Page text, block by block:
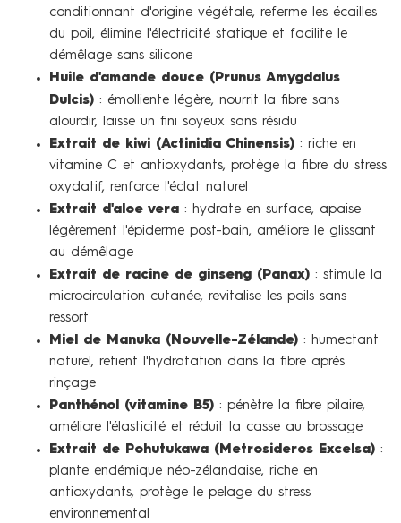
conditionnant d'origine végétale, referme les écailles
du poil, élimine l'électricité statique et facilite le
démêlage sans silicone
Huile d'amande douce (Prunus Amygdalus
Dulcis) : émolliente légère, nourrit la fibre sans
alourdir, laisse un fini soyeux sans résidu
Extrait de kiwi (Actinidia Chinensis) : riche en
vitamine C et antioxydants, protège la fibre du stress
oxydatif, renforce l'éclat naturel
Extrait d'aloe vera : hydrate en surface, apaise
légèrement l'épiderme post-bain, améliore le glissant
au démêlage
Extrait de racine de ginseng (Panax) : stimule la
microcirculation cutanée, revitalise les poils sans
ressort
Miel de Manuka (Nouvelle-Zélande) : humectant
naturel, retient l'hydratation dans la fibre après
rinçage
Panthénol (vitamine B5) : pénètre la fibre pilaire,
améliore l'élasticité et réduit la casse au brossage
Extrait de Pohutukawa (Metrosideros Excelsa) :
plante endémique néo-zélandaise, riche en
antioxydants, protège le pelage du stress
environnemental